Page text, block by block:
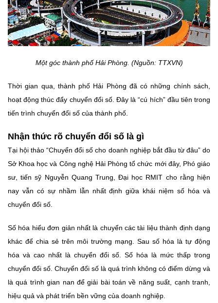
Tiêu chuẩn, đo lường, chất lượng
Năng lượng nguyên tử
Tin tổng hợp
Tin địa phương
Đổi mới sáng tạo
Chuyển đổi số
Tiêu chuẩn, đo lường, chất lượng
THƯ ĐIỆN TỬ
Khác
Videos
Infographic
Ảnh
Voice
Chọn ngôn ngữ
Vietnamese English
MINISTRY OF SCIENCE AND TECHNOLOGY
Điều khoản sử dụng Theo dõi MST: Góp ý
Cơ quan chủ quản: Bộ Khoa học và Công nghệ (MST)
Chịu trách nhiệm nội dung: Nguyễn Thị Hải Hằng
Giám đốc Trung tâm Truyền thông Khoa học và Công nghệ.
Một góc thành phố Hải Phòng. (Nguồn: TTXVN)
Thời gian qua, thành phố Hải Phòng đã có những chính sách,
hoạt động thúc đẩy chuyển đổi số. Đây là “cú hích” đầu tiên trong
tiến trình chuyển đổi số của thành phố.
Nhận thức rõ chuyển đổi số là gì
Tại hội thảo “Chuyển đổi số cho doanh nghiệp bắt đầu từ đâu” do
Sở Khoa học và Công nghệ Hải Phòng tổ chức mới đây, Phó giáo
sư, tiến sỹ Nguyễn Quang Trung, Đại học RMIT cho rằng hiện
nay vẫn có sự nhầm lẫn nhất định giữa khái niệm số hóa và
chuyển đổi số.
Số hóa hiểu đơn giản nhất là chuyển các tài liệu thành định dạng
khác để chia sẻ trên môi trường mạng. Sau số hóa là tự động
hóa và cao nhất là chuyển đổi số. Số hóa là mức thấp trong
chuyển đổi số. Chuyển đổi số là quá trình không có điểm dừng và
là quá trình gian nan để giải bài toán về năng suất, cạnh tranh,
hiệu quả và phát triển bền vững của doanh nghiệp.